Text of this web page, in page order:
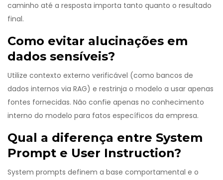
caminho até a resposta importa tanto quanto o resultado
final.
Como evitar alucinações em
dados sensíveis?
Utilize contexto externo verificável (como bancos de
dados internos via RAG) e restrinja o modelo a usar apenas
fontes fornecidas. Não confie apenas no conhecimento
interno do modelo para fatos específicos da empresa.
Qual a diferença entre System
Prompt e User Instruction?
System prompts definem a base comportamental e o